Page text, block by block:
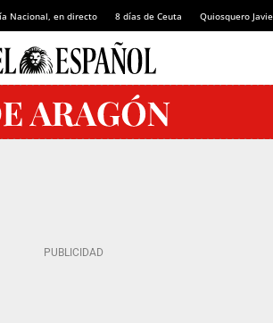
Nacional, en directo 8 días de Ceuta Quiosquero